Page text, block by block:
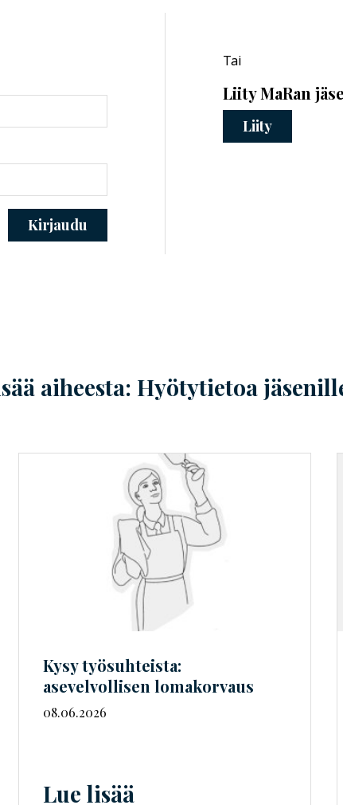
Kirjaudu
Tai
Liity MaRan
Liity
aiheesta: Hyötytietoa
Kysy työsuhteista:
asevelvollisen lomakorvaus
08.06.2026
Lue lisää